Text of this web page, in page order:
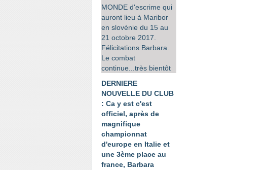
DERNIERE
NOUVELLE DU CLUB
: Ca y est c'est
officiel, après de
magnifique
championnat
d'europe en Italie et
une 3ème place au
france, Barbara